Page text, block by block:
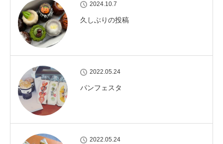
2024.10.7
久しぶりの投稿
2022.05.24
パンフェスタ
2022.05.24